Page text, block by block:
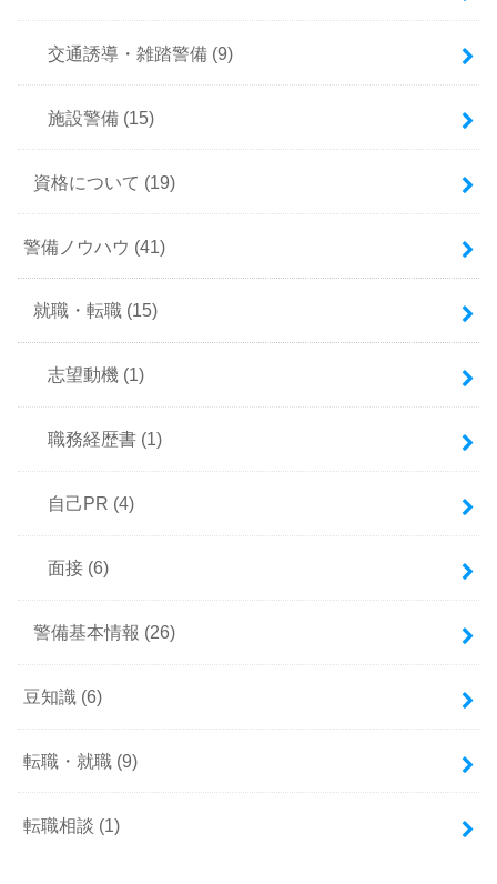
交通誘導・雑踏警備 (9)
施設警備 (15)
資格について (19)
警備ノウハウ (41)
就職・転職 (15)
志望動機 (1)
職務経歴書 (1)
自己PR (4)
面接 (6)
警備基本情報 (26)
豆知識 (6)
転職・就職 (9)
転職相談 (1)